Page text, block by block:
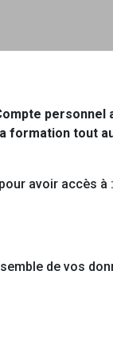
personnel
formation tout
avoir accès à :
de vos